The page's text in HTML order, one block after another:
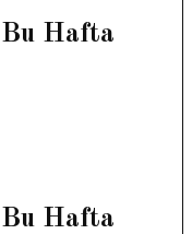
Bu Hafta
Bu Hafta